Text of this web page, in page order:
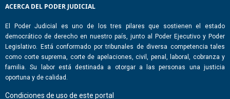
ACERCA DEL PODER JUDICIAL
El Poder Judicial es uno de los tres pilares que sostienen el estado
democrático de derecho en nuestro país, junto al Poder Ejecutivo y Poder
Legislativo. Está conformado por tribunales de diversa competencia tales
como corte suprema, corte de apelaciones, civil, penal, laboral, cobranza y
familia. Su labor está destinada a otorgar a las personas una justicia
oportuna y de calidad.
Condiciones de uso de este portal